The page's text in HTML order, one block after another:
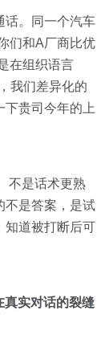
话。同一个汽车
们和A厂商比优
在组织语言
我们差异化的
下贵司今年的上
不是话术更熟
是答案，是试
知道被打断后可
真实对话的裂缝